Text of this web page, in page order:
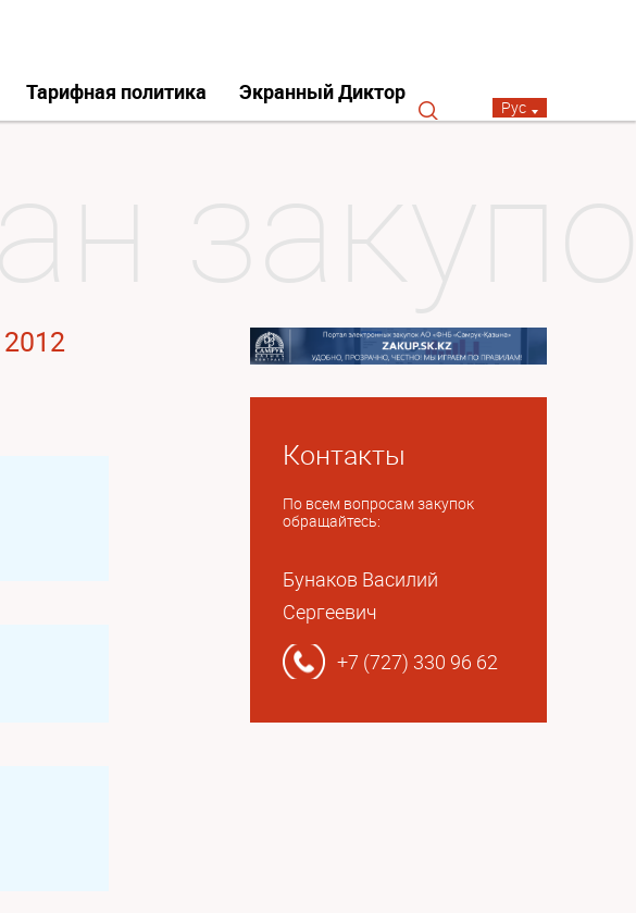
Тарифная политика Экранный Диктор
Рус
2012
Контакты
По всем вопросам закупок
обращайтесь:
Бунаков Василий
Сергеевич
+7 (727) 330 96 62